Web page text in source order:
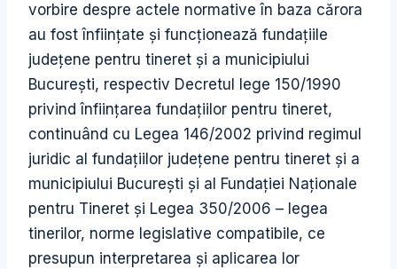
vorbire despre actele normative în baza cărora
au fost înfiinţate şi funcţionează fundaţiile
judeţene pentru tineret şi a municipiului
Bucureşti, respectiv Decretul lege 150/1990
privind înfiinţarea fundaţiilor pentru tineret,
continuând cu Legea 146/2002 privind regimul
juridic al fundaţiilor judeţene pentru tineret şi a
municipiului Bucureşti şi al Fundaţiei Naţionale
pentru Tineret şi Legea 350/2006 – legea
tinerilor, norme legislative compatibile, ce
presupun interpretarea şi aplicarea lor